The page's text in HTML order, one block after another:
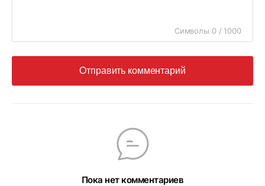
Символы 0 / 1000
Отправить комментарий
Пока нет комментариев